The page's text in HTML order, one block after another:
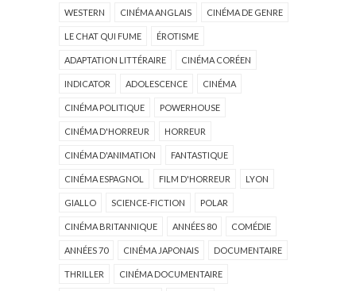
WESTERN CINÉMA ANGLAIS CINÉMA DE GENRE
LE CHAT QUI FUME ÉROTISME
ADAPTATION LITTÉRAIRE CINÉMA CORÉEN
INDICATOR ADOLESCENCE CINÉMA
CINÉMA POLITIQUE POWERHOUSE
CINÉMA D'HORREUR HORREUR
CINÉMA D'ANIMATION FANTASTIQUE
CINÉMA ESPAGNOL FILM D'HORREUR LYON
GIALLO SCIENCE-FICTION POLAR
CINÉMA BRITANNIQUE ANNÉES 80 COMÉDIE
ANNÉES 70 CINÉMA JAPONAIS DOCUMENTAIRE
THRILLER CINÉMA DOCUMENTAIRE